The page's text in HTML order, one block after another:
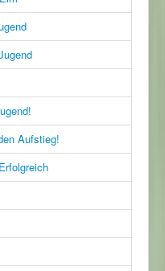
Aufstieg!